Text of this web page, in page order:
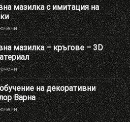
брандиране
на
Шоу
РУМ
Адиколор
мазилка с имитация на
за
Нова
декоративна
мазилка
с
имитация
на
перлени
тухлички
мазилка – кръгове – 3D
за
Нова
декоративна
мазилка
–
кръгове
–
на декоративни
Варна
за
Презентация